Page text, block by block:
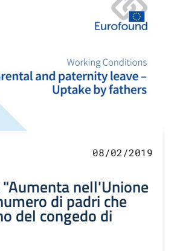
08/02/2019
nell'Unione
di padri che
del congedo di